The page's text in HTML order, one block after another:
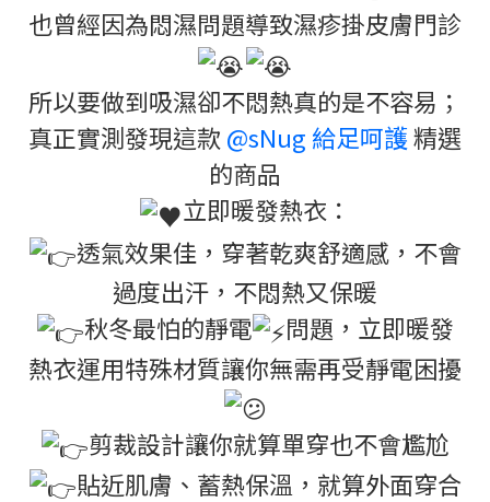
也曾經因為悶濕問題導致濕疹掛皮膚門診
所以要做到吸濕卻不悶熱真的是不容易；
真正實測發現這款 @sNug 給足呵護精選
的商品
立即暖發熱衣：
透氣效果佳，穿著乾爽舒適感，不會
過度出汗，不悶熱又保暖
秋冬最怕的靜電
問題，立即暖發
熱衣運用特殊材質讓你無需再受靜電困擾
剪裁設計讓你就算單穿也不會尷尬
貼近肌膚、蓄熱保溫，就算外面穿合